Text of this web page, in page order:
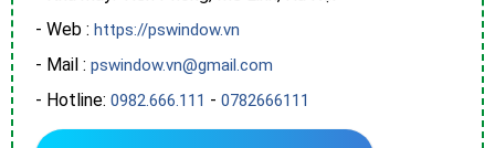
- Web : https://pswindow.vn
- Mail : pswindow.vn@gmail.com
- Hotline: 0982.666.111 - 0782666111